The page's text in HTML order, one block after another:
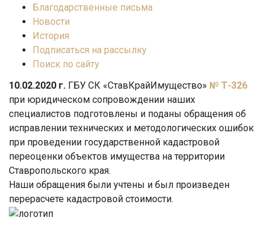
Благодарственные письма
Новости
История
Подписаться на рассылку
Поиск по сайту
10.02.2020 г. ГБУ СК «СтавКрайИмущество» № Т-326
при юридическом сопровождении наших
специалистов подготовлены и поданы обращения об
исправлении технических и методологических ошибок
при проведении государственной кадастровой
переоценки объектов имущества на территории
Ставропольского края.
Наши обращения были учтены и был произведен
перерасчете кадастровой стоимости.